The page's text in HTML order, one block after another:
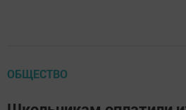
ОБЩЕСТВО